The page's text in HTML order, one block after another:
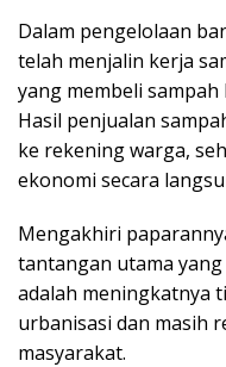
Dalam pengelolaan
telah menjalin kerja
yang membeli
Hasil penjualan
ke rekening warga,
ekonomi secara
Mengakhiri
tantangan utama
adalah meningkatnya
urbanisasi dan masih
masyarakat.